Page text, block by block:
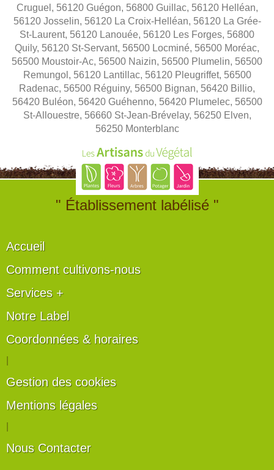
Cruguel, 56120 Guégon, 56800 Guillac, 56120 Helléan,
56120 Josselin, 56120 La Croix-Helléan, 56120 La Grée-
St-Laurent, 56120 Lanouée, 56120 Les Forges, 56800
Quily, 56120 St-Servant, 56500 Locminé, 56500 Moréac,
56500 Moustoir-Ac, 56500 Naizin, 56500 Plumelin, 56500
Remungol, 56120 Lantillac, 56120 Pleugriffet, 56500
Radenac, 56500 Réguiny, 56500 Bignan, 56420 Billio,
56420 Buléon, 56420 Guéhenno, 56420 Plumelec, 56500
St-Allouestre, 56660 St-Jean-Brévelay, 56250 Elven,
56250 Monterblanc
" Établissement labélisé "
Accueil
Comment cultivons-nous
Services +
Notre Label
Coordonnées & horaires
Gestion des cookies
Mentions légales
Nous Contacter